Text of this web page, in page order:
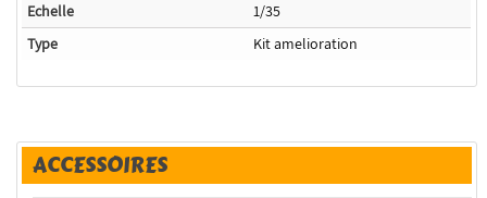
Echelle
1/35
Type
Kit amelioration
ACCESSOIRES